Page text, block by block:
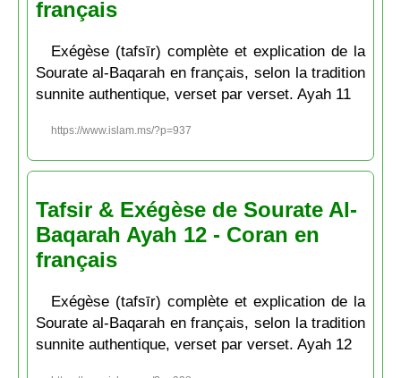
français
Exégèse (tafsīr) complète et explication de la
Sourate al-Baqarah en français, selon la tradition
sunnite authentique, verset par verset. Ayah 11
https://www.islam.ms/?p=937
Tafsir & Exégèse de Sourate Al-
Baqarah Ayah 12 - Coran en
français
Exégèse (tafsīr) complète et explication de la
Sourate al-Baqarah en français, selon la tradition
sunnite authentique, verset par verset. Ayah 12